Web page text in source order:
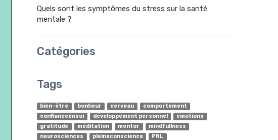
Quels sont les symptômes du stress sur la santé
mentale ?
Catégories
Tags
bien-être bonheur cerveau
comportement
confianceensoi
développement personnel
émotions
gratitude
méditation mentor
mindfullness
neurosciences
pleineconscience
PNL